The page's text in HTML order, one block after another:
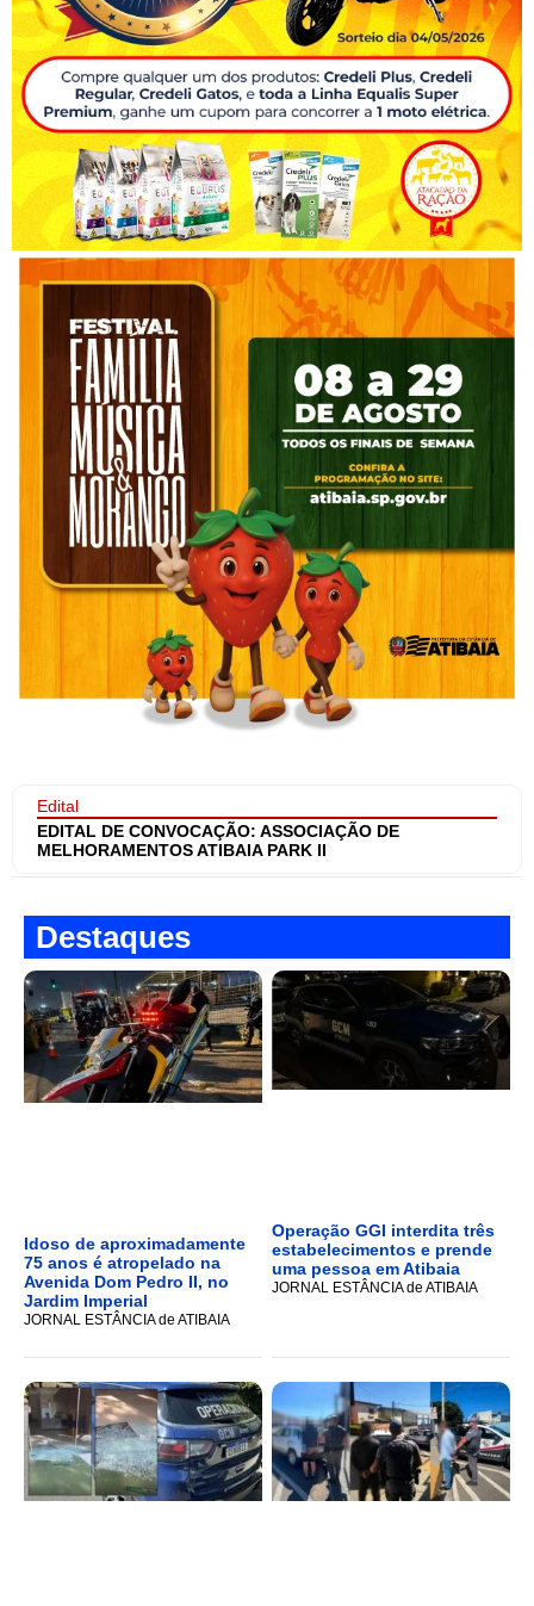
Edital
EDITAL DE CONVOCAÇÃO: ASSOCIAÇÃO DE
MELHORAMENTOS ATIBAIA PARK II
Destaques
Idoso de aproximadamente
75 anos é atropelado na
Avenida Dom Pedro II, no
Jardim Imperial
JORNAL ESTÂNCIA de ATIBAIA
Operação GGI interdita três
estabelecimentos e prende
uma pessoa em Atibaia
JORNAL ESTÂNCIA de ATIBAIA